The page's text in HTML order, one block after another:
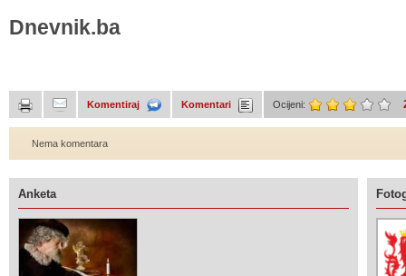
Dnevnik.ba
Komentiraj Komentari Ocijeni:
Nema komentara
Anketa